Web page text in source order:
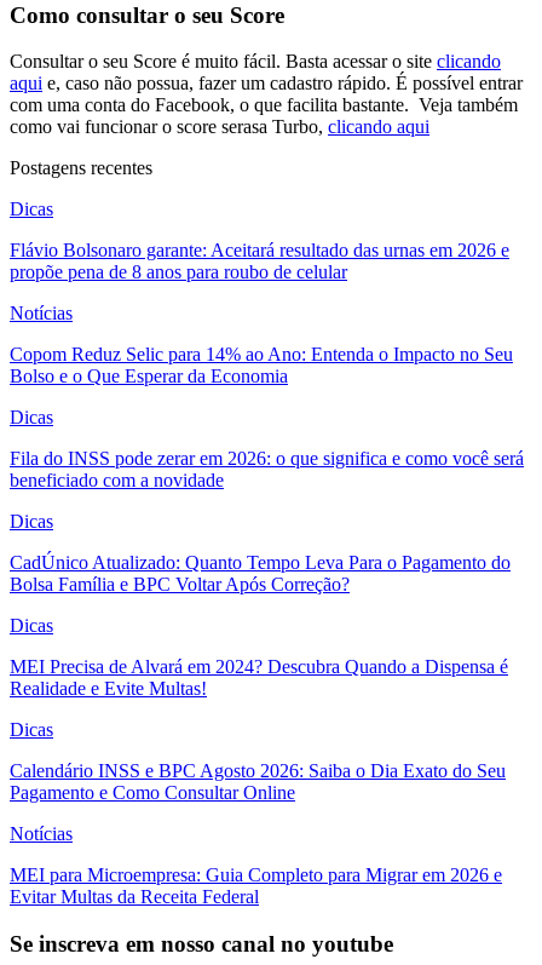
Como consultar o seu Score
Consultar o seu Score é muito fácil. Basta acessar o site clicando
aqui e, caso não possua, fazer um cadastro rápido. É possível entrar
com uma conta do Facebook, o que facilita bastante. Veja também
como vai funcionar o score serasa Turbo, clicando aqui
Postagens recentes
Dicas
Flávio Bolsonaro garante: Aceitará resultado das urnas em 2026 e
propõe pena de 8 anos para roubo de celular
Notícias
Copom Reduz Selic para 14% ao Ano: Entenda o Impacto no Seu
Bolso e o Que Esperar da Economia
Dicas
Fila do INSS pode zerar em 2026: o que significa e como você será
beneficiado com a novidade
Dicas
CadÚnico Atualizado: Quanto Tempo Leva Para o Pagamento do
Bolsa Família e BPC Voltar Após Correção?
Dicas
MEI Precisa de Alvará em 2024? Descubra Quando a Dispensa é
Realidade e Evite Multas!
Dicas
Calendário INSS e BPC Agosto 2026: Saiba o Dia Exato do Seu
Pagamento e Como Consultar Online
Notícias
MEI para Microempresa: Guia Completo para Migrar em 2026 e
Evitar Multas da Receita Federal
Se inscreva em nosso canal no youtube